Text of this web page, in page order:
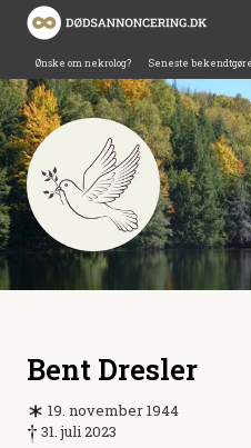
Ønske om nekrolog? Seneste
Bent Dresler
19. november 1944
31. juli 2023